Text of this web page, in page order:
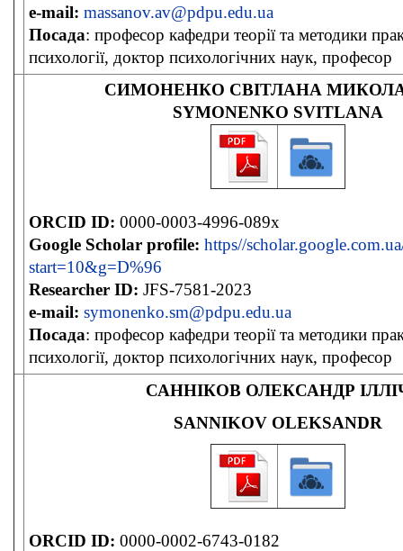
e-mail: massanov.av@pdpu.edu.ua
Посада: професор кафедри теорії та методики
психології, доктор психологічних наук, професор
СИМОНЕНКО СВІТЛАНА
SYMONENKO SVITLANA
ORCID ID: 0000-0003-4996-089x
Google Scholar profile: https//
start=10&g=D%96
Researcher ID: JFS-7581-2023
e-mail: symonenko.sm@pdpu.edu.ua
Посада: професор кафедри теорії та методики
психології, доктор психологічних наук, професор
САННІКОВ ОЛЕКСАНДР
SANNIKOV OLEKSANDR
ORCID ID: 0000-0002-6743-0182